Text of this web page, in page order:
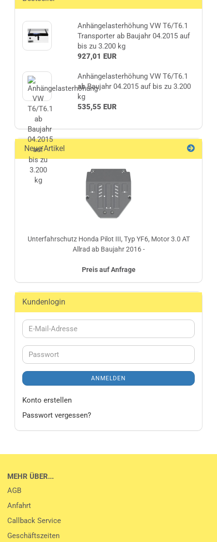
Anhängelasterhöhung VW T6/T6.1
Transporter ab Baujahr 04.2015 auf
bis zu 3.200 kg
927,01 EUR
Anhängelasterhöhung VW T6/T6.1
ab Baujahr 04.2015 auf bis zu 3.200
kg
535,55 EUR
Neue Artikel
Unterfahrschutz Honda Pilot III, Typ YF6, Motor 3.0 AT
Allrad ab Baujahr 2016 -
Preis auf Anfrage
Kundenlogin
E-
Mail-
Passwort
ANMELDEN
Konto erstellen
Passwort vergessen?
MEHR ÜBER...
AGB
Anfahrt
Callback Service
Geschäftszeiten